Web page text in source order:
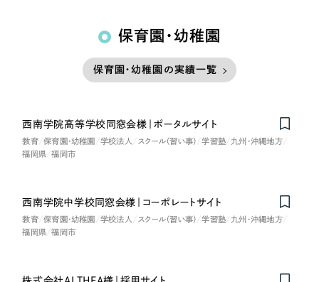
保育園・幼稚園
保育園・幼稚園の実績一覧
西南学院高等学校同窓会様｜ポータルサイト
教育 保育園・幼稚園 学校法人 スクール（習い事） 学習塾
九州・沖縄地方
福岡県
福岡市
西南学院中学校同窓会様｜コーポレートサイト
教育 保育園・幼稚園 学校法人 スクール（習い事） 学習塾
九州・沖縄地方
福岡県
福岡市